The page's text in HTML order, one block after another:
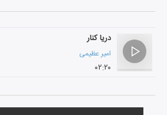
دریا کنار
امیر عظیمی
۰۲:۲۰